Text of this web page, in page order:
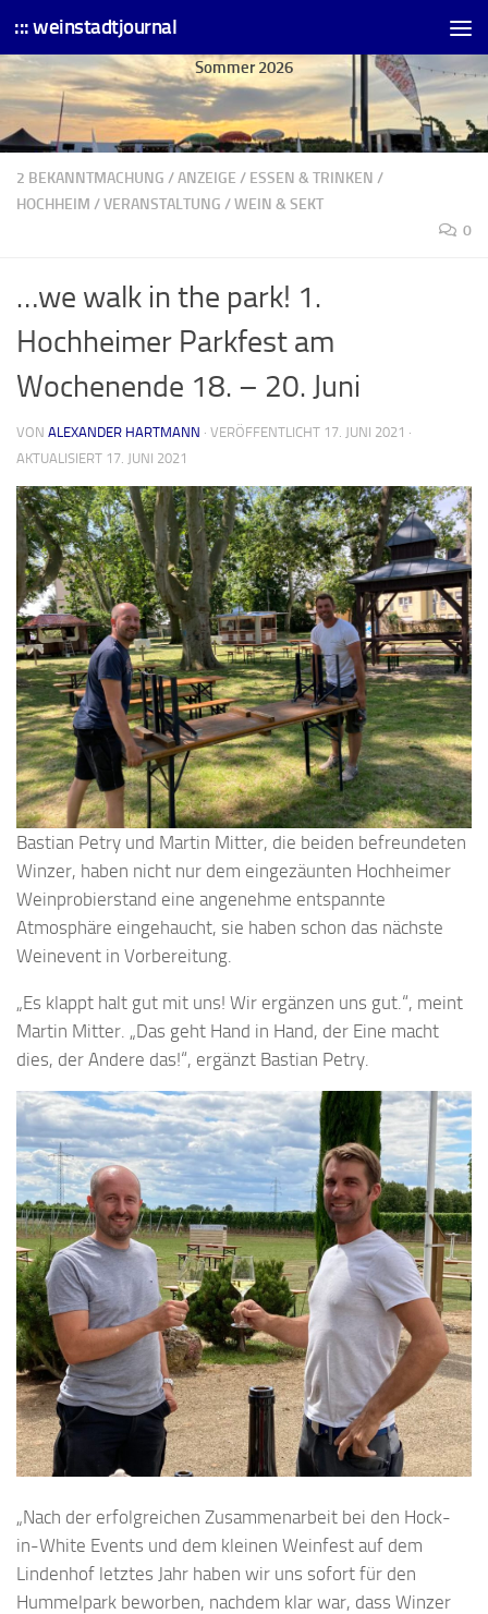
Skip to content
::: weinstadtjournal
Sommer 2026
2 BEKANNTMACHUNG /ANZEIGE / ESSEN & TRINKEN /
HOCHHEIM /VERANSTALTUNG /WEIN & SEKT
0
…we walk in the park! 1.
Hochheimer Parkfest am
Wochenende 18. – 20. Juni
VON ALEXANDER HARTMANN · VERÖFFENTLICHT 17. JUNI 2021 ·
AKTUALISIERT 17. JUNI 2021
Bastian Petry und Martin Mitter, die beiden befreundeten
Winzer, haben nicht nur dem eingezäunten Hochheimer
Weinprobierstand eine angenehme entspannte
Atmosphäre eingehaucht, sie haben schon das nächste
Weinevent in Vorbereitung.
„Es klappt halt gut mit uns! Wir ergänzen uns gut.“, meint
Martin Mitter. „Das geht Hand in Hand, der Eine macht
dies, der Andere das!“, ergänzt Bastian Petry.
„Nach der erfolgreichen Zusammenarbeit bei den Hock-
in-White Events und dem kleinen Weinfest auf dem
Lindenhof letztes Jahr haben wir uns sofort für den
Hummelpark beworben, nachdem klar war, dass Winzer